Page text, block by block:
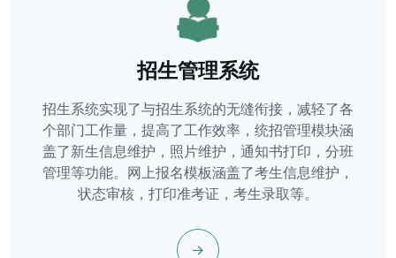
招生管理系统
招生系统实现了与招生系统的无缝衔接，减轻了各
个部门工作量，提高了工作效率，统招管理模块涵
盖了新生信息维护，照片维护，通知书打印，分班
管理等功能。网上报名模板涵盖了考生信息维护，
状态审核，打印准考证，考生录取等。